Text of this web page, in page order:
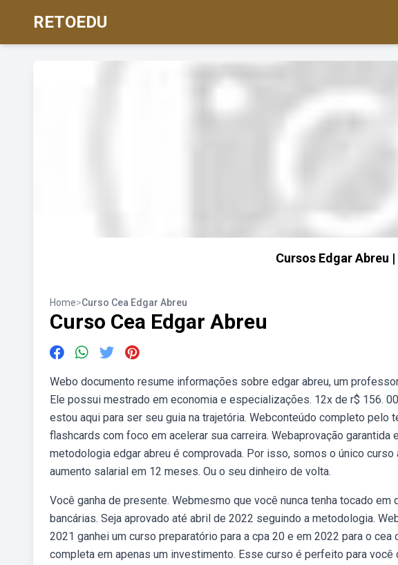
RETOEDU
Cursos Edgar Abreu |
Home>Curso Cea Edgar Abreu
Curso Cea Edgar Abreu
Webo documento resume informações sobre edgar abreu, um
Ele possui mestrado em economia e especializações. 12x de r$ 156.
estou aqui para ser seu guia na trajetória. Webconteúdo completo pelo
flashcards com foco em acelerar sua carreira. Webaprovação garantida
metodologia edgar abreu é comprovada. Por isso, somos o único curso
aumento salarial em 12 meses. Ou o seu dinheiro de volta.
Você ganha de presente. Webmesmo que você nunca tenha tocado
bancárias. Seja aprovado até abril de 2022 seguindo a metodologia.
2021 ganhei um curso preparatório para a cpa 20 e em 2022 para o
completa em apenas um investimento. Esse curso é perfeito para você